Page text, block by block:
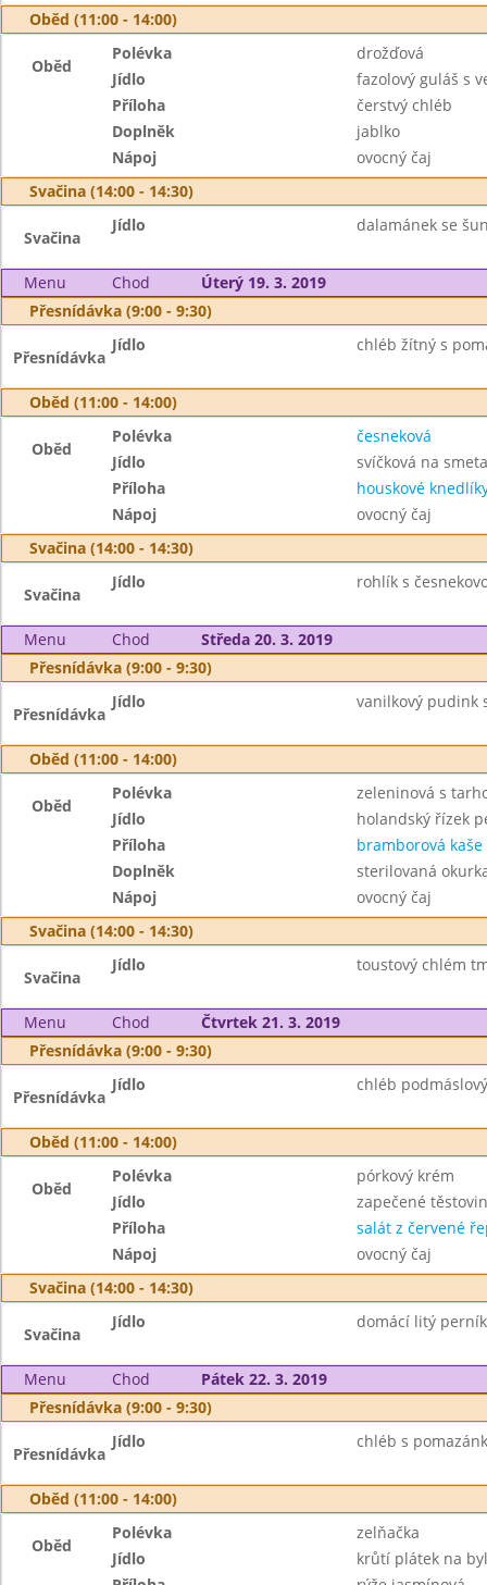
Oběd (11:00 - 14:00)
Oběd
Polévka
drožďová
Jídlo
fazolový guláš s
Příloha
čerstvý chléb
Doplněk
jablko
Nápoj
ovocný čaj
Svačina (14:00 - 14:30)
Svačina
Jídlo dalamánek se
Menu Chod
Úterý 19. 3. 2019
Přesnídávka (9:00 - 9:30)
Přesnídávka
Jídlo chléb žítný s
Oběd (11:00 - 14:00)
Oběd
Polévka
česneková
Jídlo
svíčková na
Příloha
houskové
Nápoj
ovocný čaj
Svačina (14:00 - 14:30)
Svačina
Jídlo rohlík s
Menu Chod
Středa 20. 3. 2019
Přesnídávka (9:00 - 9:30)
Přesnídávka
Jídlo vanilkový pudink
Oběd (11:00 - 14:00)
Oběd
Polévka
zeleninová s
Jídlo
holandský řízek
Příloha
bramborová kaše
Doplněk
sterilovaná
Nápoj
ovocný čaj
Svačina (14:00 - 14:30)
Svačina
Jídlo toustový chlém
Menu Chod
Čtvrtek 21. 3. 2019
Přesnídávka (9:00 - 9:30)
Přesnídávka
Jídlo chléb
Oběd (11:00 - 14:00)
Oběd
Polévka
pórkový krém
Jídlo
zapečené
Příloha
salát z červené
Nápoj
ovocný čaj
Svačina (14:00 - 14:30)
Svačina
Jídlo domácí litý
Menu Chod
Pátek 22. 3. 2019
Přesnídávka (9:00 - 9:30)
Přesnídávka
Jídlo chléb s
Oběd (11:00 - 14:00)
Oběd
Polévka
zelňačka
Jídlo
krůtí plátek na